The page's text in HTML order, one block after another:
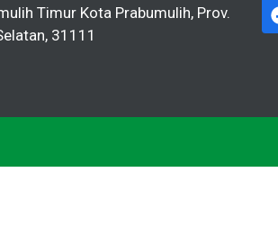
Timur Kota Prabumulih, Prov.
31111